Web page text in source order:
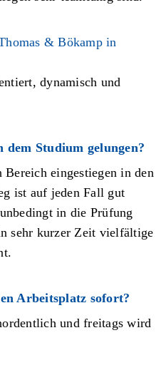
& Bökamp in
dynamisch und
Studium gelungen?
eingestiegen in den
ist auf jeden Fall gut
in die Prüfung
sehr kurzer Zeit vielfältige
Arbeitsplatz sofort?
und freitags wird